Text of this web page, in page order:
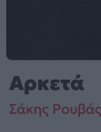
Αρκετά
Σάκης Ρουβάς